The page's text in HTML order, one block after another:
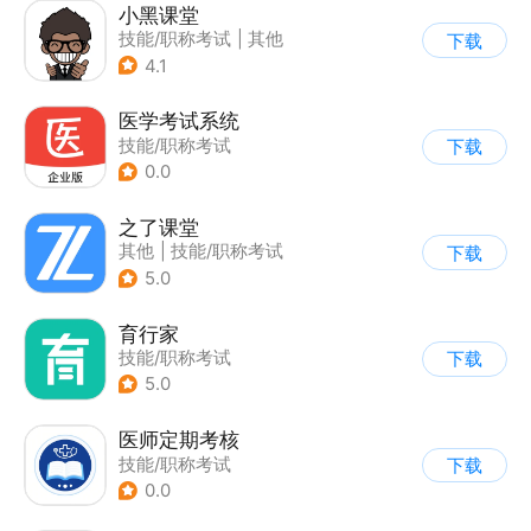
小黑课堂
技能/职称考试
其他
4.1
下载
医学考试系统
技能/职称考试
0.0
下载
之了课堂
其他
技能/职称考试
5.0
下载
育行家
技能/职称考试
5.0
下载
医师定期考核
技能/职称考试
0.0
下载